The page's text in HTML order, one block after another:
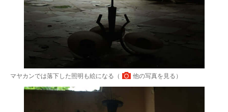
マヤカンでは落下した照明も絵になる（ 他の写真を見る ）